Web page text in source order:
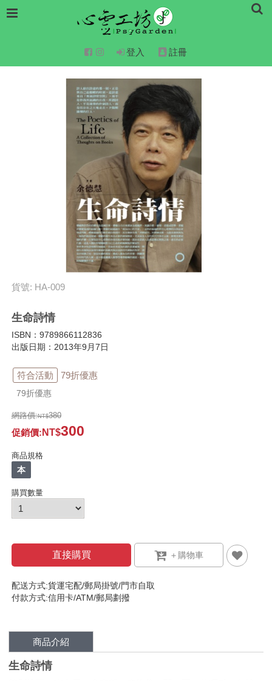
登入 註冊
貨號: HA-009
生命詩情
ISBN：9789866112836
出版日期：2013年9月7日
符合活動 79折優惠
79折優惠
網路價: 380
促銷價: 300
商品規格
本
購買數量
直接購買
配送方式:貨運宅配/郵局掛號/門市自取
付款方式:信用卡/ATM/郵局劃撥
商品介紹
生命詩情